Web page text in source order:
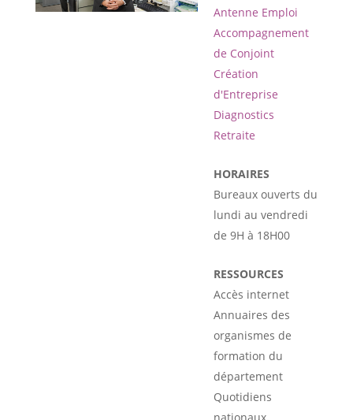
Antenne Emploi
Accompagnement
de Conjoint
Création
d'Entreprise
Diagnostics
Retraite
HORAIRES
Bureaux ouverts du
lundi au vendredi
de 9H à 18H00
RESSOURCES
Accès internet
Annuaires des
organismes de
formation du
département
Quotidiens